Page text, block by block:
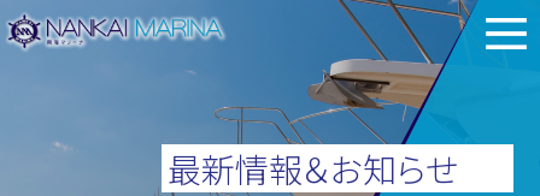
最新情報＆お知らせ